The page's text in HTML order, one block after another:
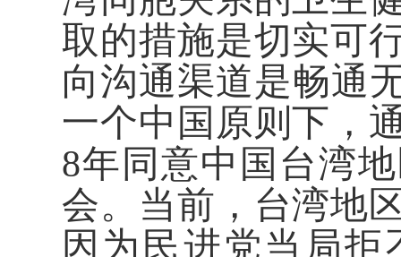
取的措施是切实可
向沟通渠道是畅通
一个中国原则下，
8年同意中国台湾
会。当前，台湾地
因为民进党当局拒